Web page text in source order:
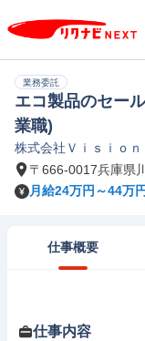
業務委託
エコ製品のセー
業職)
株式会社Ｖｉｓｉｏｎ
〒666-0017兵庫県
月給24万円～44万円
仕事概要
仕事内容